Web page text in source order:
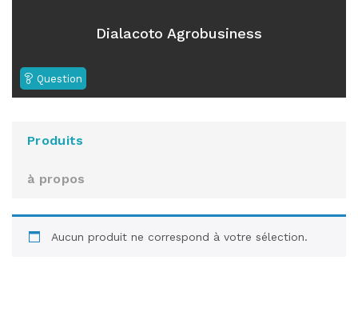
Dialacoto Agrobusiness
Question
Produits
à propos
Aucun produit ne correspond à votre sélection.